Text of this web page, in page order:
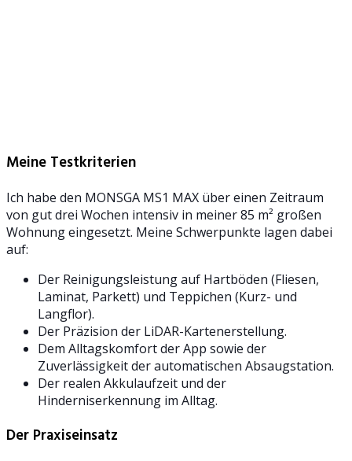
Meine Testkriterien
Ich habe den MONSGA MS1 MAX über einen Zeitraum
von gut drei Wochen intensiv in meiner 85 m² großen
Wohnung eingesetzt. Meine Schwerpunkte lagen dabei
auf:
Der Reinigungsleistung auf Hartböden (Fliesen,
Laminat, Parkett) und Teppichen (Kurz- und
Langflor).
Der Präzision der LiDAR-Kartenerstellung.
Dem Alltagskomfort der App sowie der
Zuverlässigkeit der automatischen Absaugstation.
Der realen Akkulaufzeit und der
Hinderniserkennung im Alltag.
Der Praxiseinsatz